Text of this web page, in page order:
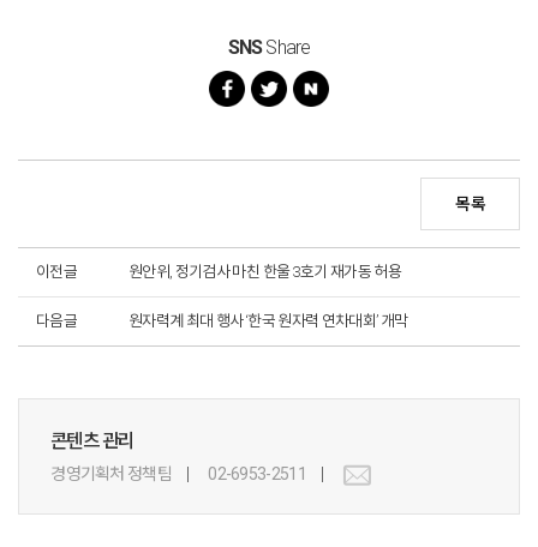
SNSShare
목록
이전글 원안위, 정기검사 마친 한울 3호기 재가동 허용
다음글 원자력계 최대 행사 ‘한국 원자력 연차대회’ 개막
콘텐츠 관리
경영기획처 정책팀 02-6953-2511